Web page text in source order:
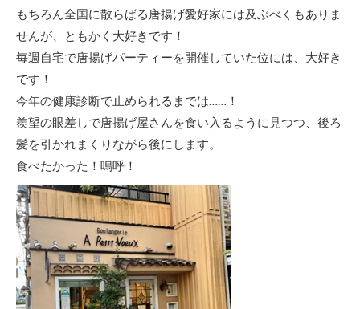
もちろん全国に散らばる唐揚げ愛好家には及ぶべくもありま
せんが、ともかく大好きです！
毎週自宅で唐揚げパーティーを開催していた位には、大好き
です！
今年の健康診断で止められるまでは……！
羨望の眼差しで唐揚げ屋さんを食い入るように見つつ、後ろ
髪を引かれまくりながら後にします。
食べたかった！嗚呼！